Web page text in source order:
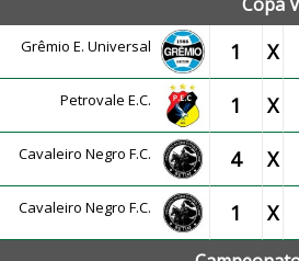
Grêmio E. Universal 1 X
Petrovale E.C. 1 X
Cavaleiro Negro F.C. 4 X
Cavaleiro Negro F.C. 1 X